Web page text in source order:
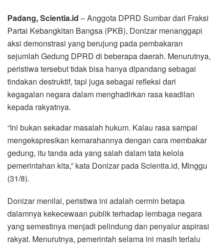
Padang, Scientia.id – Anggota DPRD Sumbar dari Fraksi
Partai Kebangkitan Bangsa (PKB), Donizar menanggapi
aksi demonstrasi yang berujung pada pembakaran
sejumlah Gedung DPRD di beberapa daerah. Menurutnya,
peristiwa tersebut tidak bisa hanya dipandang sebagai
tindakan destruktif, tapi juga sebagai refleksi dari
kegagalan negara dalam menghadirkan rasa keadilan
kepada rakyatnya.
“Ini bukan sekadar masalah hukum. Kalau rasa sampai
mengekspresikan kemarahannya dengan cara membakar
gedung, itu tanda ada yang salah dalam tata kelola
pemerintahan kita,” kata Donizar pada Scientia.id, Minggu
(31/8).
Donizar menilai, peristiwa ini adalah cermin betapa
dalamnya kekecewaan publik terhadap lembaga negara
yang semestinya menjadi pelindung dan penyalur aspirasi
rakyat. Menurutnya, pemerintah selama ini masih terlalu